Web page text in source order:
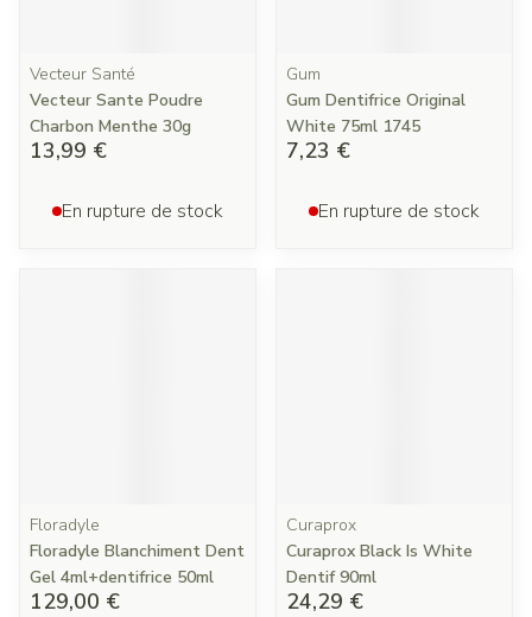
Vecteur Santé
Vecteur Sante Poudre
Charbon Menthe 30g
13,99 €
En rupture de stock
Gum
Gum Dentifrice Original
White 75ml 1745
7,23 €
En rupture de stock
Floradyle
Floradyle Blanchiment Dent
Gel 4ml+dentifrice 50ml
129,00 €
Curaprox
Curaprox Black Is White
Dentif 90ml
24,29 €